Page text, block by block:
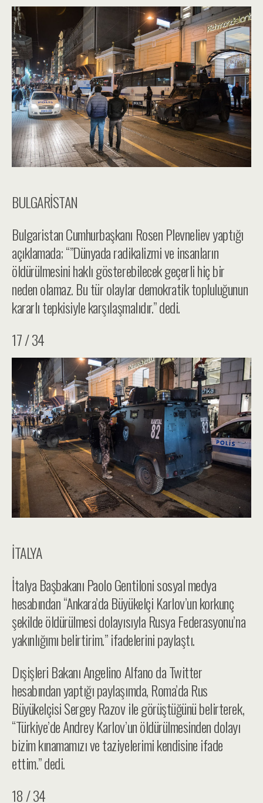
BULGARİSTAN
Bulgaristan Cumhurbaşkanı Rosen Plevneliev yaptığı
açıklamada; “”Dünyada radikalizmi ve insanların
öldürülmesini haklı gösterebilecek geçerli hiç bir
neden olamaz. Bu tür olaylar demokratik topluluğunun
kararlı tepkisiyle karşılaşmalıdır.” dedi.
17 / 34
İTALYA
İtalya Başbakanı Paolo Gentiloni sosyal medya
hesabından “Ankara’da Büyükelçi Karlov’un korkunç
şekilde öldürülmesi dolayısıyla Rusya Federasyonu’na
yakınlığımı belirtirim.” ifadelerini paylaştı.
Dışişleri Bakanı Angelino Alfano da Twitter
hesabından yaptığı paylaşımda, Roma’da Rus
Büyükelçisi Sergey Razov ile görüştüğünü belirterek,
“Türkiye’de Andrey Karlov’un öldürülmesinden dolayı
bizim kınamamızı ve taziyelerimi kendisine ifade
ettim.” dedi.
18 / 34